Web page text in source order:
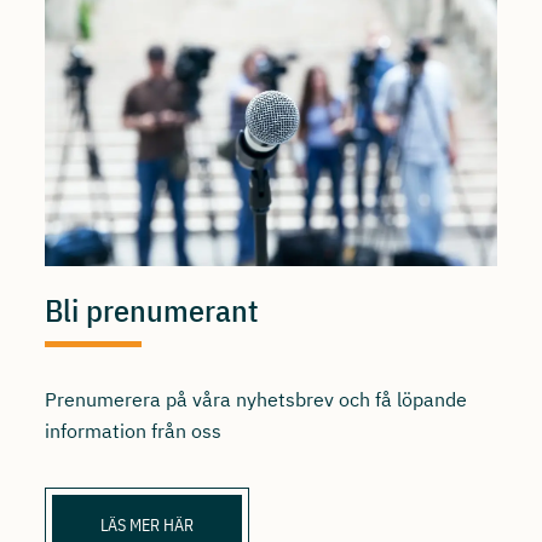
Bli prenumerant
Prenumerera på våra nyhetsbrev och få löpande
information från oss
LÄS MER HÄR